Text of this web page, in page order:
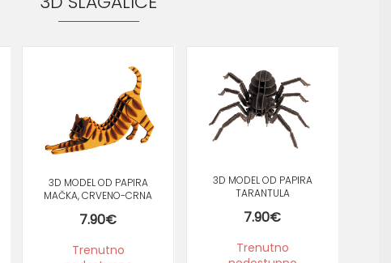
„DVOBOJNI ATOM“
13.90€
ČVOR LJUBIČASTI
8.90
3D MODEL OD PAPIRA
MAČKA, CRVENO-CRNA
7.90€
Trenutno
3D MODEL OD PAPIRA
TARANTULA
7.90€
Trenutno